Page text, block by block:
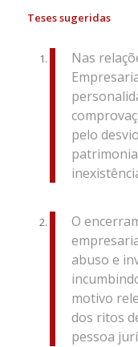
Teses sugeridas
Nas
pelo
O
abuso e
motivo
dos ritos
pessoa